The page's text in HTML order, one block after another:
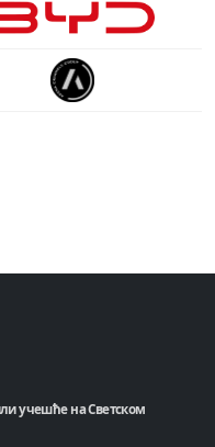
учешће на Светском